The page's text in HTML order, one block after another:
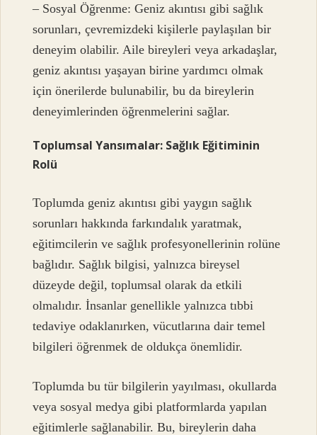
– Sosyal Öğrenme: Geniz akıntısı gibi sağlık
sorunları, çevremizdeki kişilerle paylaşılan bir
deneyim olabilir. Aile bireyleri veya arkadaşlar,
geniz akıntısı yaşayan birine yardımcı olmak
için önerilerde bulunabilir, bu da bireylerin
deneyimlerinden öğrenmelerini sağlar.
Toplumsal Yansımalar: Sağlık Eğitiminin
Rolü
Toplumda geniz akıntısı gibi yaygın sağlık
sorunları hakkında farkındalık yaratmak,
eğitimcilerin ve sağlık profesyonellerinin rolüne
bağlıdır. Sağlık bilgisi, yalnızca bireysel
düzeyde değil, toplumsal olarak da etkili
olmalıdır. İnsanlar genellikle yalnızca tıbbi
tedaviye odaklanırken, vücutlarına dair temel
bilgileri öğrenmek de oldukça önemlidir.
Toplumda bu tür bilgilerin yayılması, okullarda
veya sosyal medya gibi platformlarda yapılan
eğitimlerle sağlanabilir. Bu, bireylerin daha